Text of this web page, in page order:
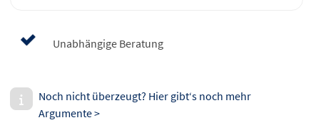
Unabhängige Beratung
Noch nicht überzeugt? Hier gibt‘s noch mehr
Argumente >